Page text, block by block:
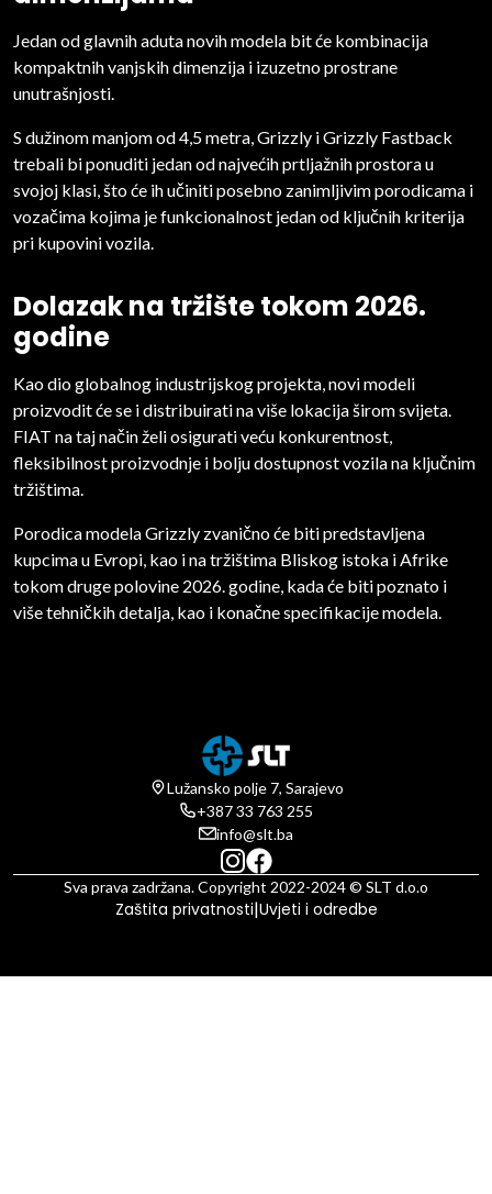
Jedan od glavnih aduta novih modela bit će kombinacija
kompaktnih vanjskih dimenzija i izuzetno prostrane
unutrašnjosti.
S dužinom manjom od 4,5 metra, Grizzly i Grizzly Fastback
trebali bi ponuditi jedan od najvećih prtljažnih prostora u
svojoj klasi, što će ih učiniti posebno zanimljivim porodicama i
vozačima kojima je funkcionalnost jedan od ključnih kriterija
pri kupovini vozila.
Dolazak na tržište tokom 2026.
godine
Kao dio globalnog industrijskog projekta, novi modeli
proizvodit će se i distribuirati na više lokacija širom svijeta.
FIAT na taj način želi osigurati veću konkurentnost,
fleksibilnost proizvodnje i bolju dostupnost vozila na ključnim
tržištima.
Porodica modela Grizzly zvanično će biti predstavljena
kupcima u Evropi, kao i na tržištima Bliskog istoka i Afrike
tokom druge polovine 2026. godine, kada će biti poznato i
više tehničkih detalja, kao i konačne specifikacije modela.
Lužansko polje 7, Sarajevo
+387 33 763 255
info@slt.ba
Sva prava zadržana. Copyright 2022-2024 © SLT d.o.o
Zaštita privatnosti|Uvjeti i odredbe